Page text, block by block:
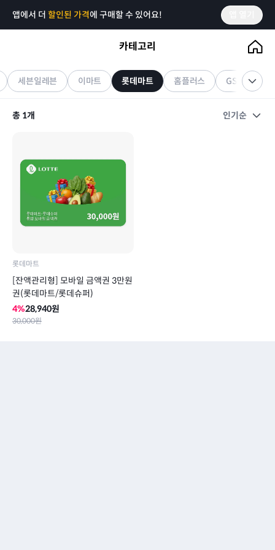
앱에서 더 할인된 가격에 구매할 수 있어요!
카테고리
롯데마트기프티콘
세븐일레븐 이마트 롯데마트 홈플러스 GS THE
총 1개 인기순
롯데마트
[잔액관리형] 모바일 금액권 3만원
권(롯데마트/롯데슈퍼)
4%28,940원
30,000원